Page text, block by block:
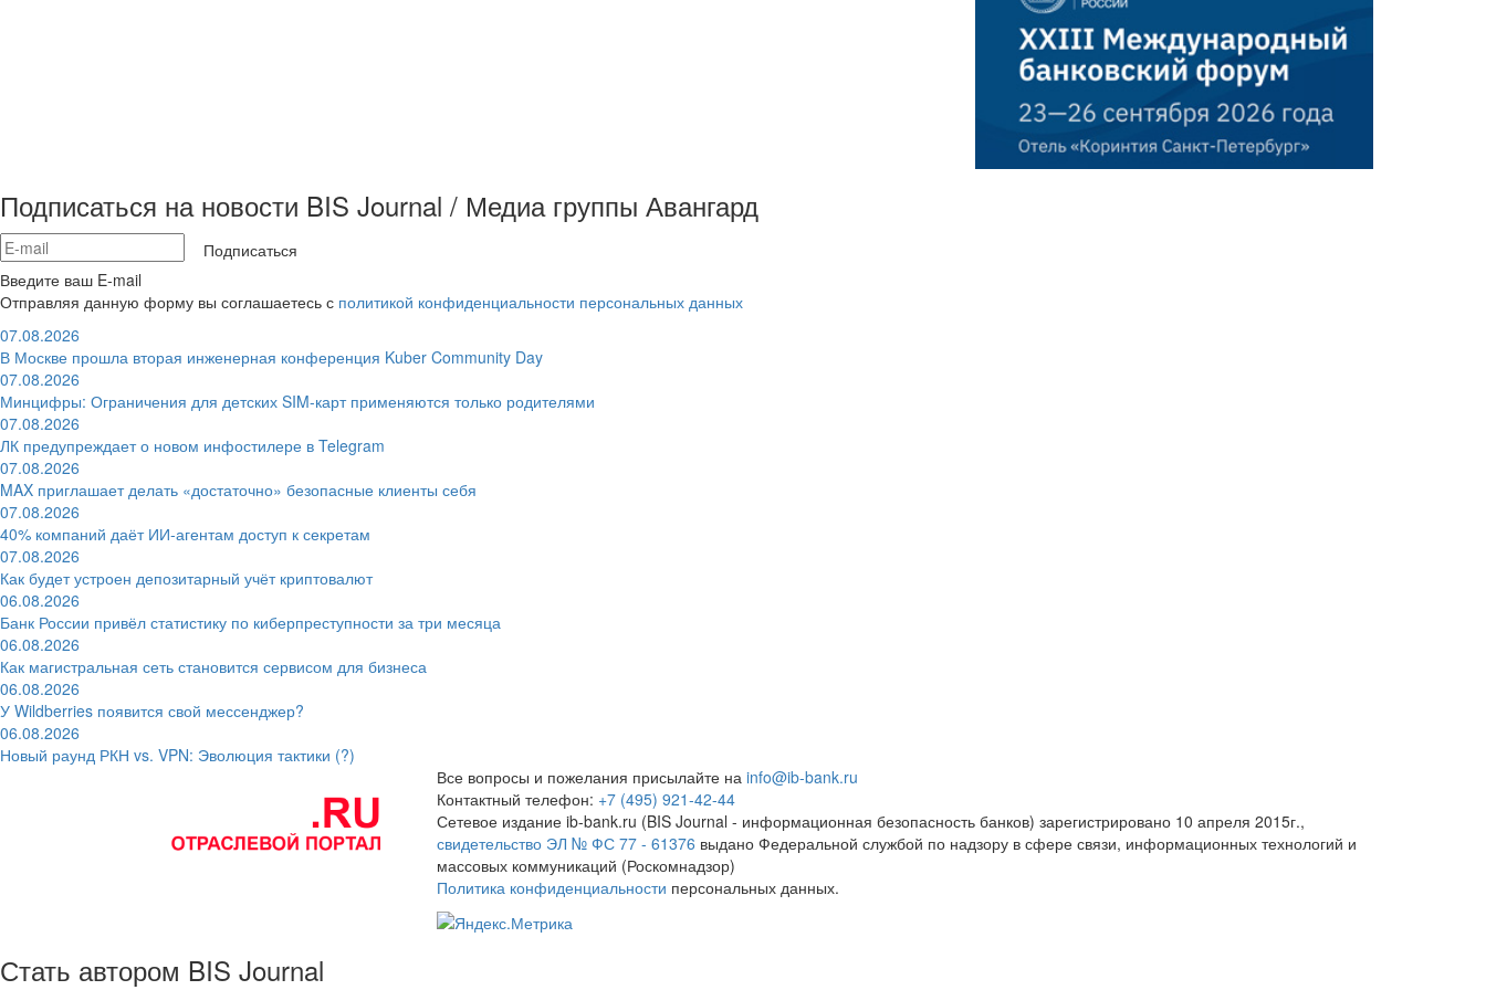
Подписаться на новости BIS Journal / Медиа группы Авангард
Подписаться
Введите ваш E-mail
Отправляя данную форму вы соглашаетесь с политикой конфиденциальности персональных данных
07.08.2026
В Москве прошла вторая инженерная конференция Kuber Community Day
07.08.2026
Минцифры: Ограничения для детских SIM-карт применяются только родителями
07.08.2026
ЛК предупреждает о новом инфостилере в Telegram
07.08.2026
MAX приглашает делать «достаточно» безопасные клиенты себя
07.08.2026
40% компаний даёт ИИ‑агентам доступ к секретам
07.08.2026
Как будет устроен депозитарный учёт криптовалют
06.08.2026
Банк России привёл статистику по киберпреступности за три месяца
06.08.2026
Как магистральная сеть становится сервисом для бизнеса
06.08.2026
У Wildberries появится свой мессенджер?
06.08.2026
Новый раунд РКН vs. VPN: Эволюция тактики (?)
Все вопросы и пожелания присылайте на info@ib-bank.ru
Контактный телефон: +7 (495) 921-42-44
Сетевое издание ib-bank.ru (BIS Journal - информационная безопасность банков) зарегистрировано 10 апреля 2015г.,
свидетельство ЭЛ № ФС 77 - 61376 выдано Федеральной службой по надзору в сфере связи, информационных технологий и
массовых коммуникаций (Роскомнадзор)
Политика конфиденциальности персональных данных.
Стать автором BIS Journal